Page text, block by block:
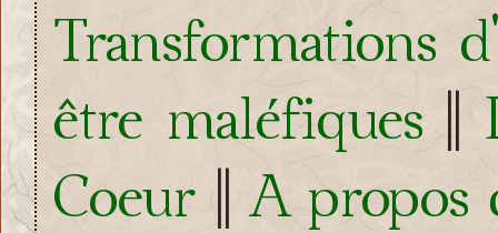
Transformations
être maléfiques
Coeur
A propos